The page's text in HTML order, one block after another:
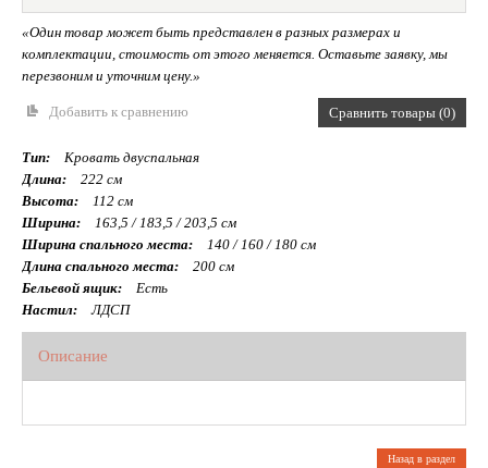
«Один товар может быть представлен в разных размерах и
комплектации, стоимость от этого меняется. Оставьте заявку, мы
перезвоним и уточним цену.»
Добавить к сравнению Сравнить товары (0)
Тип:
Кровать двуспальная
Длина:
222 см
Высота:
112 см
Ширина:
163,5 / 183,5 / 203,5 см
Ширина спального места:
140 / 160 / 180 см
Длина спального места:
200 см
Бельевой ящик:
Есть
Настил:
ЛДСП
Описание
Назад в раздел